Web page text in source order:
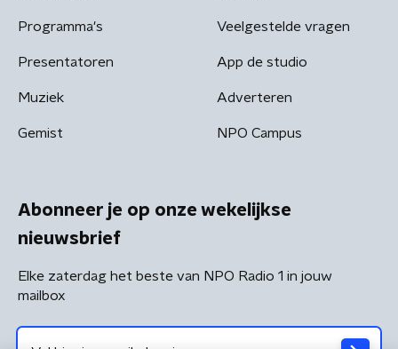
Programma's
Presentatoren
Muziek
Gemist
Veelgestelde vragen
App de studio
Adverteren
NPO Campus
Abonneer je op onze wekelijkse
nieuwsbrief
Elke zaterdag het beste van NPO Radio 1 in jouw
mailbox